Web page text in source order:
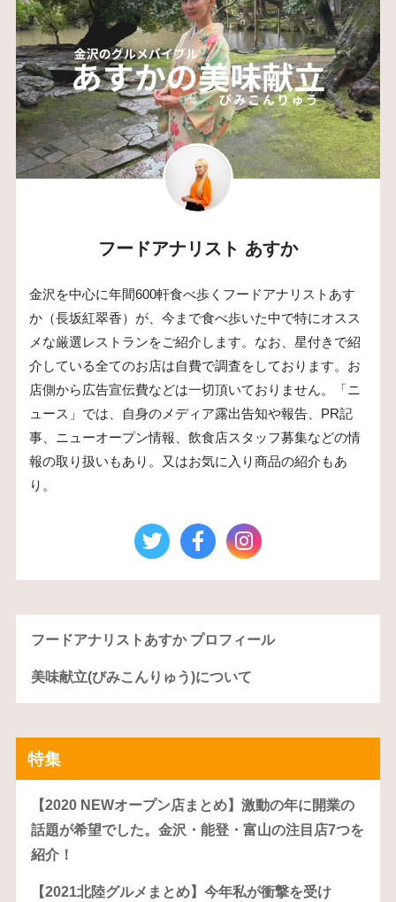
フードアナリスト あすか
金沢を中心に年間600軒食べ歩くフードアナリストあす
か（長坂紅翠香）が、今まで食べ歩いた中で特にオスス
メな厳選レストランをご紹介します。なお、星付きで紹
介している全てのお店は自費で調査をしております。お
店側から広告宣伝費などは一切頂いておりません。「ニ
ュース」では、自身のメディア露出告知や報告、PR記
事、ニューオープン情報、飲食店スタッフ募集などの情
報の取り扱いもあり。又はお気に入り商品の紹介もあ
り。
フードアナリストあすか プロフィール
美味献立(びみこんりゅう)について
特集
【2020 NEWオープン店まとめ】激動の年に開業の
話題が希望でした。金沢・能登・富山の注目店7つを
紹介！
【2021北陸グルメまとめ】今年私が衝撃を受け